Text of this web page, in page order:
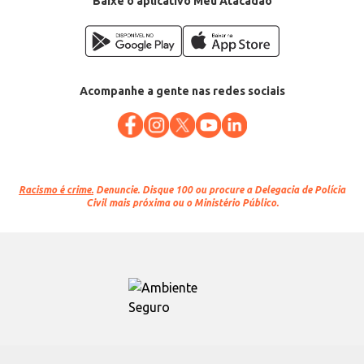
Acompanhe a gente nas redes sociais
Racismo é crime. Denuncie. Disque 100 ou procure a Delegacia de Polícia
Civil mais próxima ou o Ministério Público.